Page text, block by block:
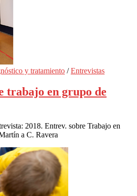
y tratamiento /Entrevistas
trabajo en grupo de
2018. Entrev. sobre Trabajo en
a C. Ravera